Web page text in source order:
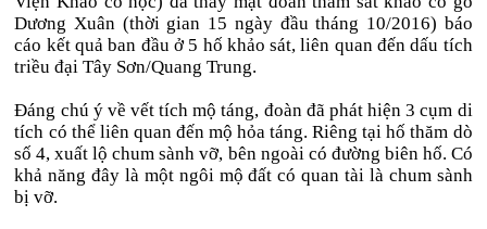
Dương Xuân (thời gian 15 ngày đầu tháng 10/2016) báo
cáo kết quả ban đầu ở 5 hố khảo sát, liên quan đến dấu tích
triều đại Tây Sơn/Quang Trung.
Đáng chú ý về vết tích mộ táng, đoàn đã phát hiện 3 cụm di
tích có thể liên quan đến mộ hỏa táng. Riêng tại hố thăm dò
số 4, xuất lộ chum sành vỡ, bên ngoài có đường biên hố. Có
khả năng đây là một ngôi mộ đất có quan tài là chum sành
bị vỡ.